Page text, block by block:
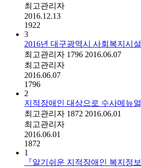
최고관리자
2016.12.13
1922
3
2016년 대구광역시 사회복지시
최고관리자 1796 2016.06.07
최고관리자
2016.06.07
1796
2
지적장애인 대상으로 수사메뉴
최고관리자 1872 2016.06.01
최고관리자
2016.06.01
1872
1
『알기쉬운 지적장애인 복지정보